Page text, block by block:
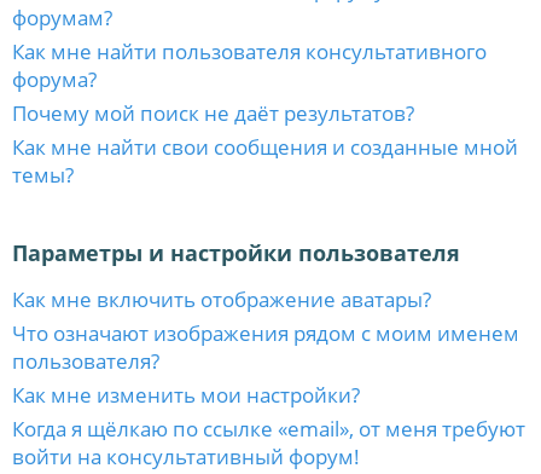
форумам?
Как мне найти пользователя консультативного
форума?
Почему мой поиск не даёт результатов?
Как мне найти свои сообщения и созданные мной
темы?
Параметры и настройки пользователя
Как мне включить отображение аватары?
Что означают изображения рядом с моим именем
пользователя?
Как мне изменить мои настройки?
Когда я щёлкаю по ссылке «email», от меня требуют
войти на консультативный форум!